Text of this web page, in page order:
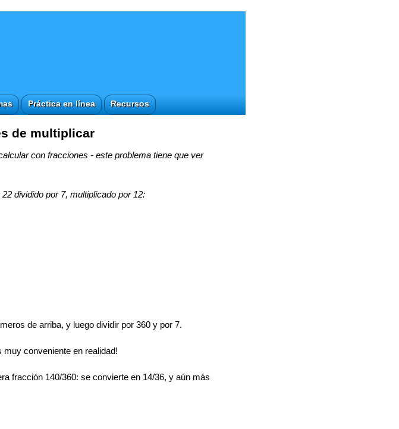
Práctica en línea Recursos
de multiplicar
con fracciones - este problema tiene que ver
dividido por 7, multiplicado por 12:
de arriba, y luego dividir por 360 y por 7.
muy conveniente en realidad!
fracción 140/360: se convierte en 14/36, y aún más